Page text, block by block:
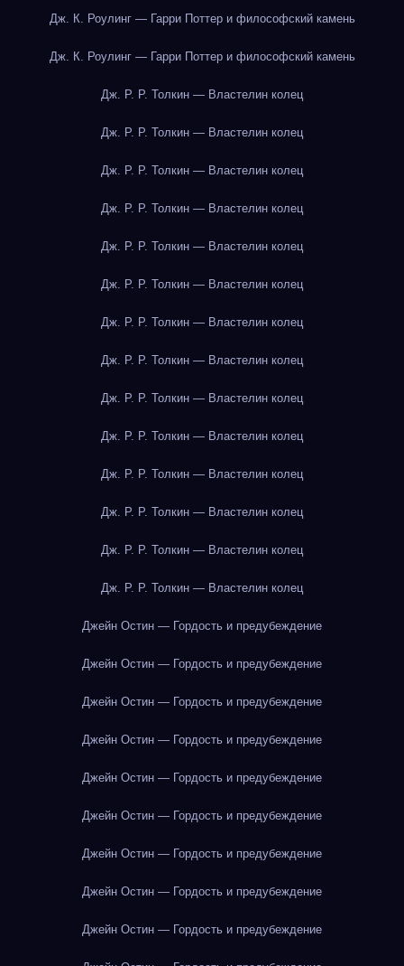
Дж. К. Роулинг — Гарри Поттер и философский камень
Дж. К. Роулинг — Гарри Поттер и философский камень
Дж. Р. Р. Толкин — Властелин колец
Дж. Р. Р. Толкин — Властелин колец
Дж. Р. Р. Толкин — Властелин колец
Дж. Р. Р. Толкин — Властелин колец
Дж. Р. Р. Толкин — Властелин колец
Дж. Р. Р. Толкин — Властелин колец
Дж. Р. Р. Толкин — Властелин колец
Дж. Р. Р. Толкин — Властелин колец
Дж. Р. Р. Толкин — Властелин колец
Дж. Р. Р. Толкин — Властелин колец
Дж. Р. Р. Толкин — Властелин колец
Дж. Р. Р. Толкин — Властелин колец
Дж. Р. Р. Толкин — Властелин колец
Дж. Р. Р. Толкин — Властелин колец
Джейн Остин — Гордость и предубеждение
Джейн Остин — Гордость и предубеждение
Джейн Остин — Гордость и предубеждение
Джейн Остин — Гордость и предубеждение
Джейн Остин — Гордость и предубеждение
Джейн Остин — Гордость и предубеждение
Джейн Остин — Гордость и предубеждение
Джейн Остин — Гордость и предубеждение
Джейн Остин — Гордость и предубеждение